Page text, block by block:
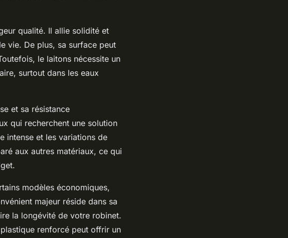
qualité. Il allie solidité et
vie. De plus, sa surface peut
le laitons nécessite un
surtout dans les eaux
et sa résistance
qui recherchent une solution
intense et les variations de
aux autres matériaux, ce qui
modèles économiques,
majeur réside dans sa
la longévité de votre robinet.
renforcé peut offrir un